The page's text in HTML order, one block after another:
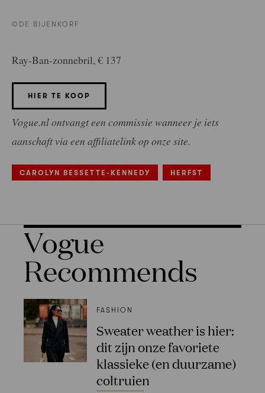
©DE BIJENKORF
Ray-Ban-zonnebril, € 137
HIER TE KOOP
Vogue.nl ontvangt een commissie wanneer je iets
aanschaft via een affiliatelink op onze site.
CAROLYN BESSETTE-KENNEDY HERFST
Vogue
Recommends
FASHION
Sweater weather is hier:
dit zijn onze favoriete
klassieke (en duurzame)
coltruien